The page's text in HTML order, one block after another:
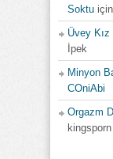
Soktu için
Üvey
İpek
Minyon
COniAbi
Orgazm
kingsporn